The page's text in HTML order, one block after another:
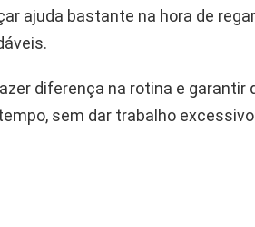
ajuda bastante na hora de
diferença na rotina e garantir
sem dar trabalho